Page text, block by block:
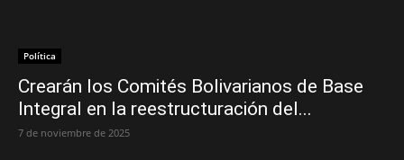
Política
Crearán los Comités Bolivarianos de Base
Integral en la reestructuración del...
7 de noviembre de 2025